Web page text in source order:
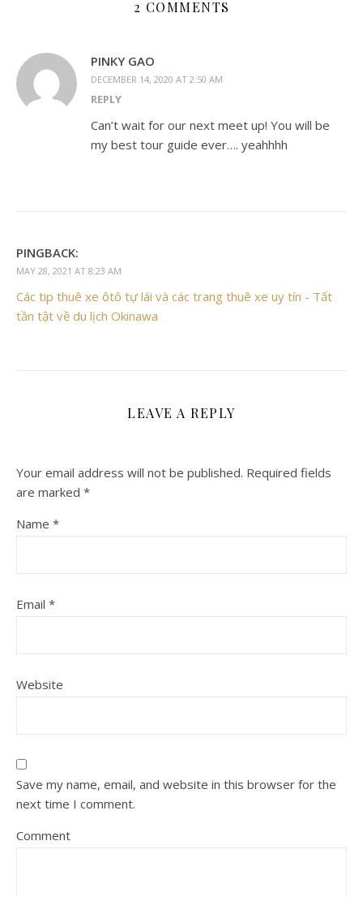
2 COMMENTS
PINKY GAO
DECEMBER 14, 2020 AT 2:50 AM
REPLY
Can’t wait for our next meet up! You will be
my best tour guide ever…. yeahhhh
PINGBACK:
MAY 28, 2021 AT 8:23 AM
Các tip thuê xe ôtô tự lái và các trang thuê xe uy tín - Tất
tần tật về du lịch Okinawa
LEAVE A REPLY
Your email address will not be published. Required fields
are marked *
Name *
Email *
Website
Save my name, email, and website in this browser for the
next time I comment.
Comment